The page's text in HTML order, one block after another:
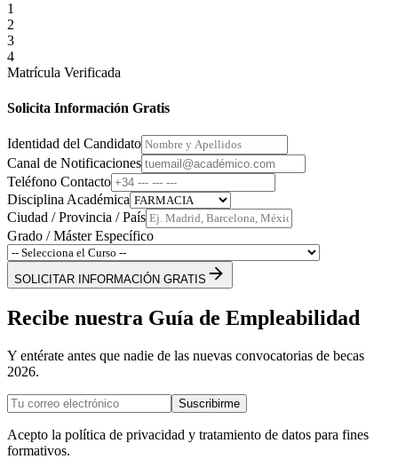
1
2
3
4
Matrícula Verificada
Solicita Información Gratis
Identidad del Candidato
Canal de Notificaciones
Teléfono Contacto
Disciplina Académica
Ciudad / Provincia / País
Grado / Máster Específico
SOLICITAR INFORMACIÓN GRATIS
Recibe nuestra Guía de Empleabilidad
Y entérate antes que nadie de las nuevas convocatorias de becas
2026.
Suscribirme
Acepto la política de privacidad y tratamiento de datos para fines
formativos.